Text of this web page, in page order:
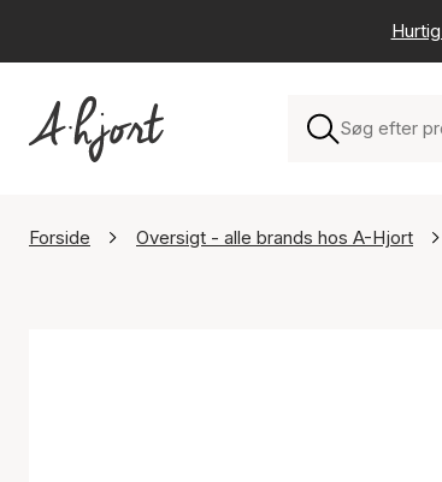
Forside Oversigt - alle brands hos A-Hjort